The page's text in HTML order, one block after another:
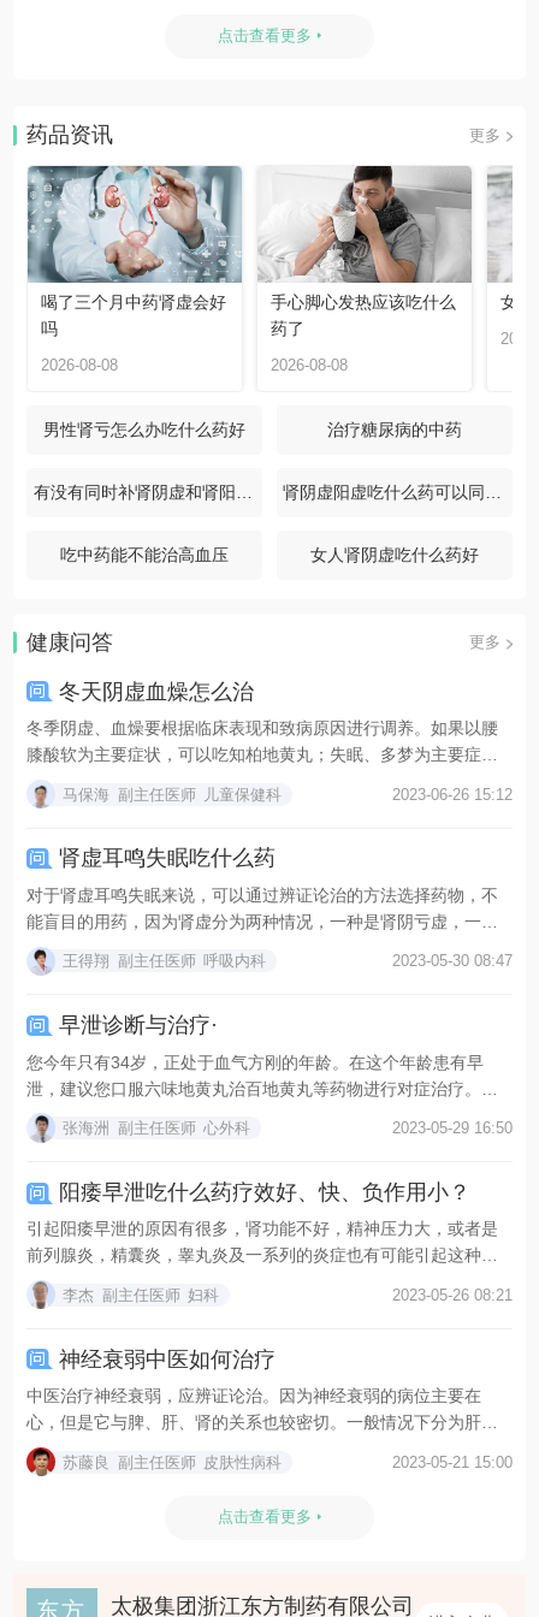
点击查看更多
药品资讯 更多
喝了三个月中药肾虚会好
吗
2026-08-08
手心脚心发热应该吃什么
药了
2026-08-08
女生
男性肾亏怎么办吃什么药好 治疗糖尿病的中药
有没有同时补肾阴虚和肾阳虚的药 肾阴虚阳虚吃什么药可以同时补
吃中药能不能治高血压 女人肾阴虚吃什么药好
健康问答 更多
冬天阴虚血燥怎么治
冬季阴虚、血燥要根据临床表现和致病原因进行调养。如果以腰
膝酸软为主要症状，可以吃知柏地黄丸；失眠、多梦为主要症
状，...
马保海 副主任医师 儿童保健科 2023-06-26 15:12
肾虚耳鸣失眠吃什么药
对于肾虚耳鸣失眠来说，可以通过辨证论治的方法选择药物，不
能盲目的用药，因为肾虚分为两种情况，一种是肾阴亏虚，一种
是...
王得翔 副主任医师 呼吸内科 2023-05-30 08:47
早泄诊断与治疗·
您今年只有34岁，正处于血气方刚的年龄。在这个年龄患有早
泄，建议您口服六味地黄丸治百地黄丸等药物进行对症治疗。系
统...
张海洲 副主任医师 心外科 2023-05-29 16:50
阳痿早泄吃什么药疗效好、快、负作用小？
引起阳痿早泄的原因有很多，肾功能不好，精神压力大，或者是
前列腺炎，精囊炎，睾丸炎及一系列的炎症也有可能引起这种症
状...
李杰 副主任医师 妇科 2023-05-26 08:21
神经衰弱中医如何治疗
中医治疗神经衰弱，应辨证论治。因为神经衰弱的病位主要在
心，但是它与脾、肝、肾的关系也较密切。一般情况下分为肝火
扰心...
苏藤良 副主任医师 皮肤性病科 2023-05-21 15:00
点击查看更多
东方 太极集团浙江东方制药有限公司